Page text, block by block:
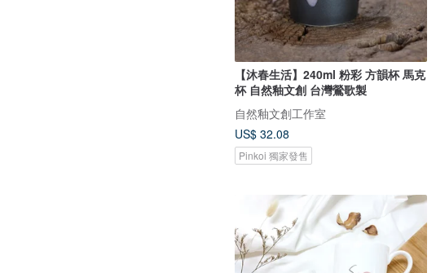
【沐春生活】240ml 粉彩 方韻杯 馬克
杯 自然釉文創 台灣鶯歌製
自然釉文創工作室
US$ 32.08
Pinkoi 獨家發售